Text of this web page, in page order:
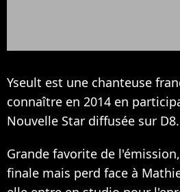
Yseult est une chanteuse
connaître en 2014 en
Nouvelle Star diffusée sur D8.
Grande favorite de
finale mais perd face à